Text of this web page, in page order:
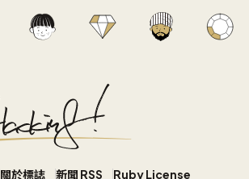
關於標誌 新聞 RSS Ruby License